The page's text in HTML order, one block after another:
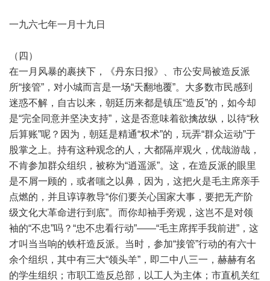
一九六七年一月十九日
（四）
在一月风暴的裹挟下，《丹东日报》、市公安局被造反派
所“接管”，对小城而言是一场“天翻地覆”。大多数市民感到
迷惑不解，自古以来，朝廷历来都是镇压“造反”的，如今却
是“完全同意并坚决支持”，这是否意味着欲擒故纵，以待“秋
后算账”呢？因为，朝廷是精通“权术”的，玩弄“群众运动”于
股掌之上。持有这种观念的人，大都隔岸观火，优哉游哉，
不肯参加群众组织，被称为“逍遥派”。这，在造反派的眼里
是不屑一顾的，或者嗤之以鼻，因为，这把火是毛主席亲手
点燃的，并且谆谆教导“你们要关心国家大事，要把无产阶
级文化大革命进行到底”。而你却袖手旁观，这岂不是对领
袖的“不忠”吗？“忠不忠看行动”——“毛主席挥手我前进”，这
才叫当当响的铁杆造反派。当时，参加“接管”行动的有六十
余个组织，其中有三大“领头羊”，即二中八三一，赫赫有名
的学生组织；市职工造反总部，以工人为主体；市直机关红